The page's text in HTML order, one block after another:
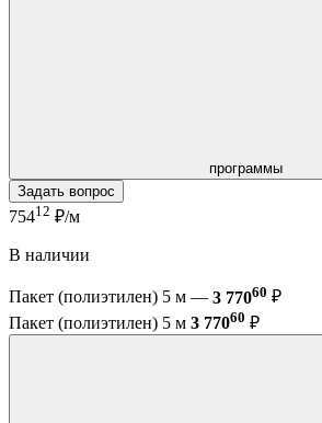
программы
Задать вопрос
75412 ₽/м
В наличии
Пакет (полиэтилен) 5 м — 3 77060 ₽
Пакет (полиэтилен) 5 м 3 77060 ₽